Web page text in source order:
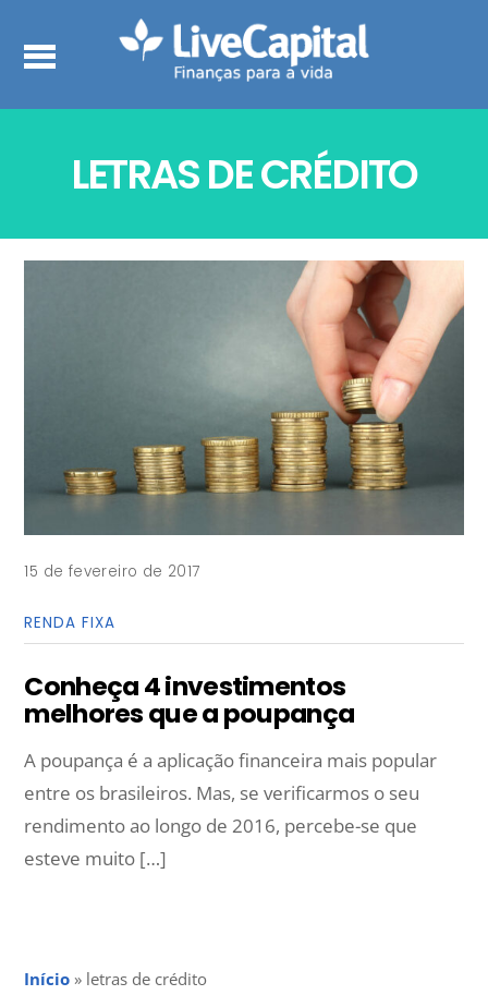
LETRAS DE CRÉDITO
15 de fevereiro de 2017
RENDA FIXA
Conheça 4 investimentos
melhores que a poupança
A poupança é a aplicação financeira mais popular
entre os brasileiros. Mas, se verificarmos o seu
rendimento ao longo de 2016, percebe-se que
esteve muito […]
Início » letras de crédito